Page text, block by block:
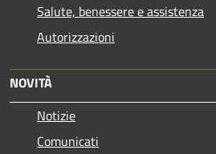
Salute, benessere e assistenza
Autorizzazioni
NOVITÀ
Notizie
Comunicati